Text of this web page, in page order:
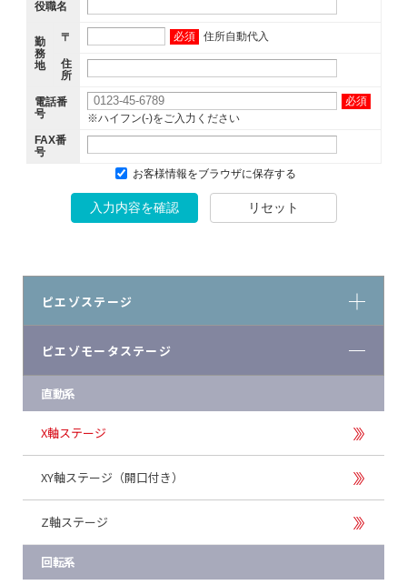
ピエゾステージ
ピエゾモータステージ
直動系
X軸ステージ
XY軸ステージ（開口付き）
Z軸ステージ
回転系
役職名
勤
務
地
〒 必須 住所自動代入
住
所
電話番
号
必須
※ハイフン(-)をご入力ください
FAX番
号
お客様情報をブラウザに保存する
入力内容を確認 リセット